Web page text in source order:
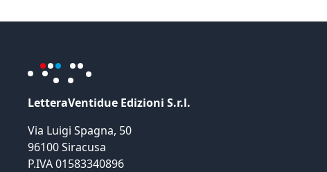
LetteraVentidue Edizioni S.r.l.
Via Luigi Spagna, 50
96100 Siracusa
P.IVA 01583340896